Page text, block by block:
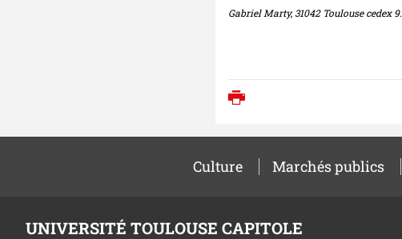
Gabriel Marty, 31042 Toulouse cedex 9.
Culture Marchés publics
UNIVERSITÉ TOULOUSE CAPITOLE